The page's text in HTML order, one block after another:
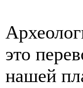
это
нашей